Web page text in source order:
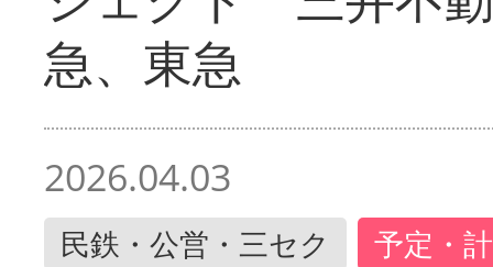
急、東急
2026.04.03
民鉄・公営・三セク 予定・